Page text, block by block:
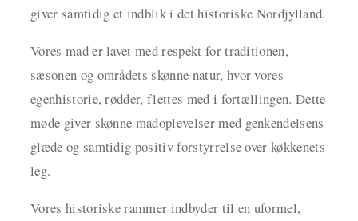
giver samtidig et indblik i det historiske Nordjylland.
Vores mad er lavet med respekt for traditionen,
sæsonen og områdets skønne natur, hvor vores
egenhistorie, rødder, flettes med i fortællingen. Dette
møde giver skønne madoplevelser med genkendelsens
glæde og samtidig positiv forstyrrelse over køkkenets
leg.
Vores historiske rammer indbyder til en uformel,